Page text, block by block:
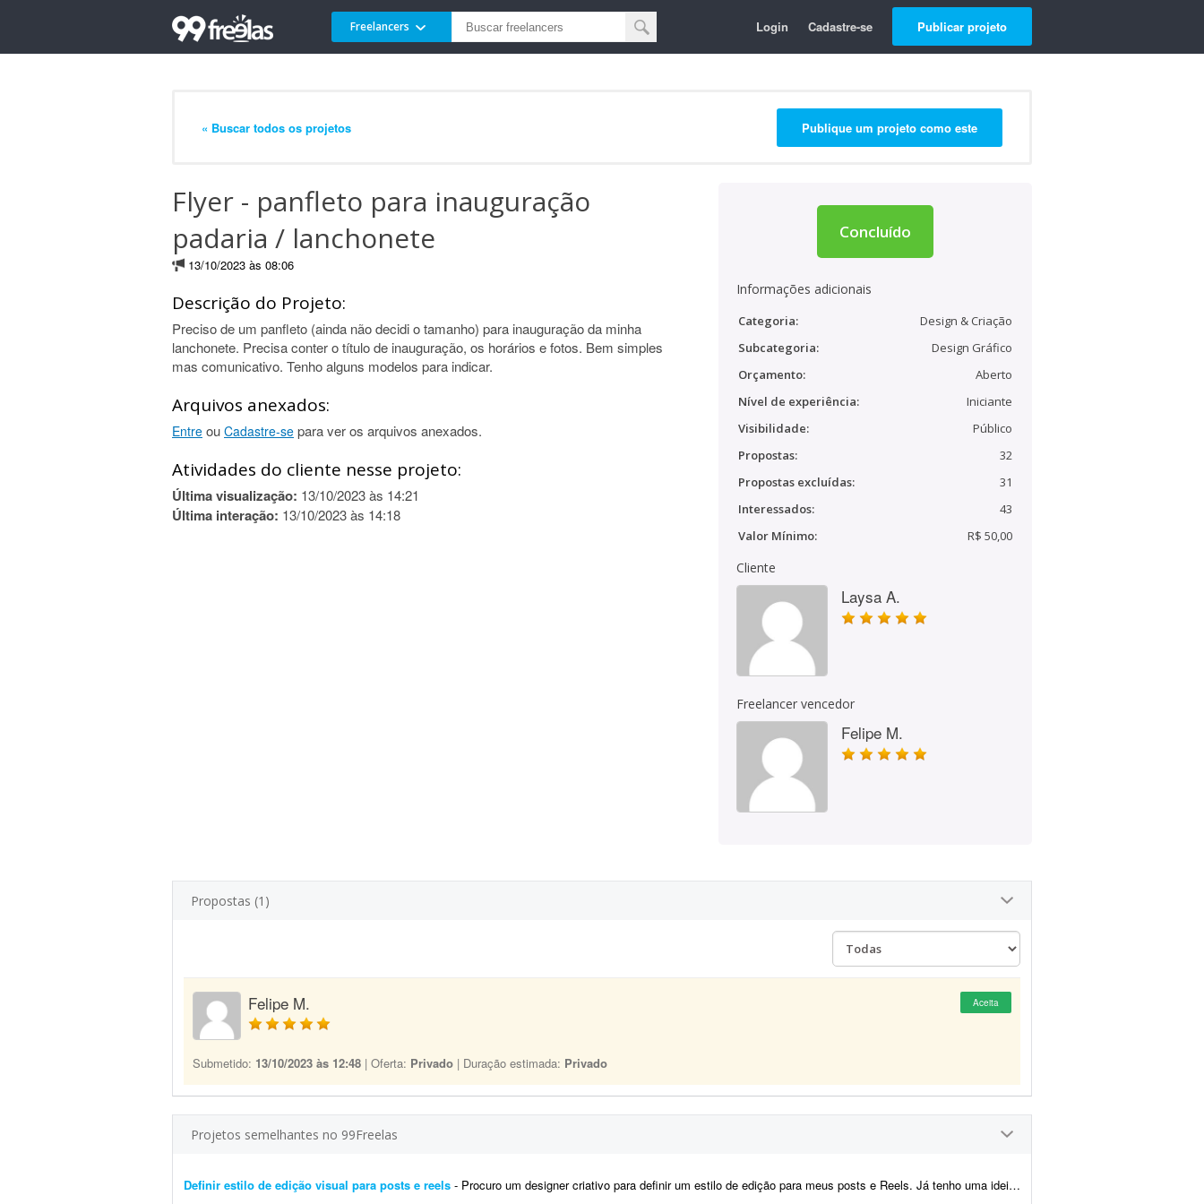
Freelancers Login Cadastre-se Publicar projeto
« Buscar todos os projetos Publique um projeto como este
Flyer - panfleto para inauguração
padaria / lanchonete
13/10/2023 às 08:06
Descrição do Projeto:
Preciso de um panfleto (ainda não decidi o tamanho) para inauguração da minha
lanchonete. Precisa conter o título de inauguração, os horários e fotos. Bem simples
mas comunicativo. Tenho alguns modelos para indicar.
Arquivos anexados:
Entre ou Cadastre-se para ver os arquivos anexados.
Atividades do cliente nesse projeto:
Última visualização: 13/10/2023 às 14:21
Última interação: 13/10/2023 às 14:18
Concluído
Informações adicionais
Categoria:
Design & Criação
Subcategoria:
Design Gráfico
Orçamento:
Aberto
Nível de experiência:
Iniciante
Visibilidade:
Público
Propostas:
32
Propostas excluídas:
31
Interessados:
43
Valor Mínimo:
R$ 50,00
Cliente
Laysa A.
Freelancer vencedor
Felipe M.
Propostas (1)
Felipe M. Aceita
Submetido: 13/10/2023 às 12:48 | Oferta: Privado | Duração estimada: Privado
Projetos semelhantes no 99Freelas
Definir estilo de edição visual para posts e reels - Procuro um designer criativo para definir um estilo de edição para meus posts e Reels. Já tenho uma ideia das cores e da tipografia que quero utilizar e preciso de algué...